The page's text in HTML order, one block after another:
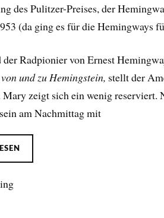
des Pulitzer-Preises, der
(da ging es für die Hemingways
Radpionier von Ernest
und zu Hemingstein, stellt der
Mary zeigt sich ein wenig
am Nachmittag mit